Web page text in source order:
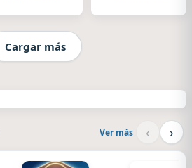
Cargar más
Ver más ‹ ›